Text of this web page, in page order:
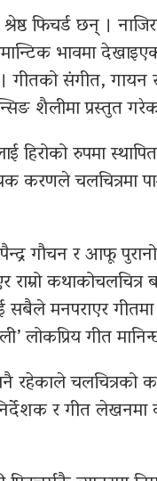
फिचर्ड छन् ।
भावमा
गीतको संगीत,
शैलीमा प्रस्तुत
हिरोको रुपमा
करणले चलचित्रमा
गौचन र आफू
कथाकोचलचित्र
सबैले मनपराएर
लोकप्रिय गीत
रहेकाले चलचित्रको
निर्देशक र गीत